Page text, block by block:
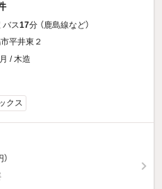
バス17分 （鹿島線など）
平井東２
/ 木造
クス